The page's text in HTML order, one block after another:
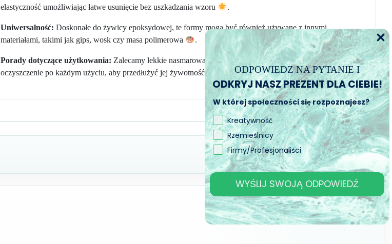
elastyczność umożliwiając łatwe usunięcie bez uszkadzania wzoru
.
Uniwersalność: Doskonałe do żywicy epoksydowej, te formy mogą być również używane z innymi
materiałami, takimi jak gips, wosk czy masa polimerowa
.
Porady dotyczące użytkowania: Zalecamy lekkie nasmarowanie formy przed użyciem i dokładne jej
oczyszczenie po każdym użyciu, aby przedłużyć jej żywotność
ODPOWIEDZ NA PYTANIE I
ODKRYJ NASZ PREZENT DLA CIEBIE!
W której społeczności się rozpoznajesz?
Kreatywność
Rzemieślnicy
Firmy/Profesjonaliści
WYŚLIJ SWOJĄ ODPOWIEDŹ